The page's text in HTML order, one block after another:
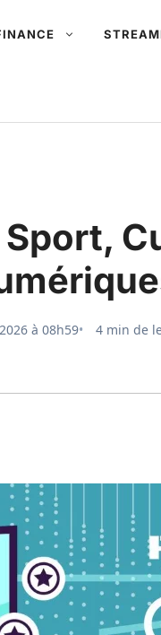
à 08h59 4 min de